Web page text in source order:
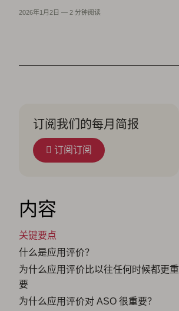
2026年1月2日 — 2 分钟阅读
订阅我们的每月简报
订阅订阅
内容
关键要点
什么是应用评价？
为什么应用评价比以往任何时候都更重
要
为什么应用评价对 ASO 很重要？